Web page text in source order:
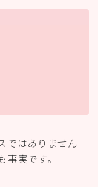
ではありません
実です。